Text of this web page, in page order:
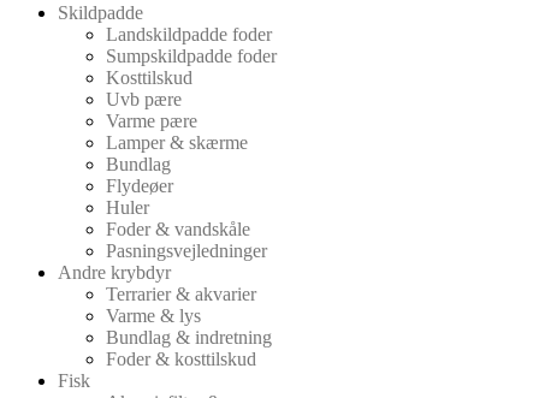
Skildpadde
Landskildpadde foder
Sumpskildpadde foder
Kosttilskud
Uvb pære
Varme pære
Lamper & skærme
Bundlag
Flydeøer
Huler
Foder & vandskåle
Pasningsvejledninger
Andre krybdyr
Terrarier & akvarier
Varme & lys
Bundlag & indretning
Foder & kosttilskud
Fisk